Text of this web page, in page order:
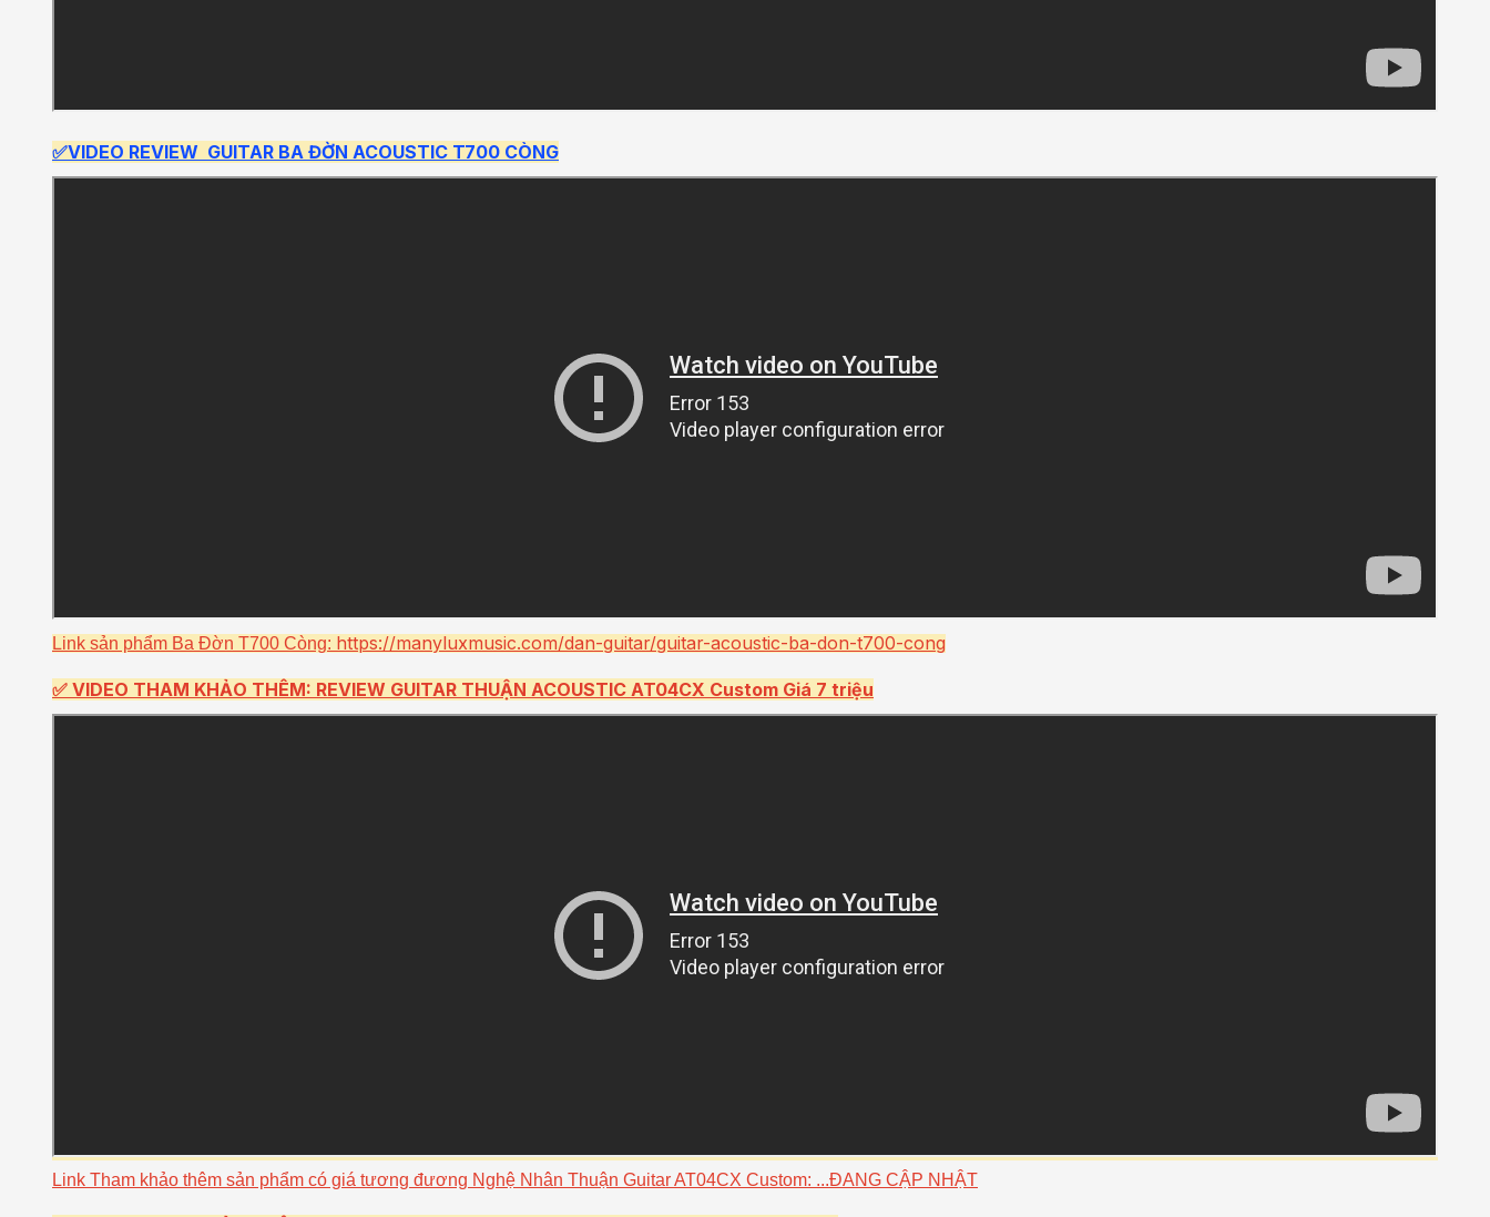
✅VIDEO REVIEW GUITAR BA ĐỜN ACOUSTIC T700 CÒNG
Link sản phẩm Ba Đờn T700 Còng: https://manyluxmusic.com/dan-guitar/guitar-acoustic-ba-don-t700-cong
✅ VIDEO THAM KHẢO THÊM: REVIEW GUITAR THUẬN ACOUSTIC AT04CX Custom Giá 7 triệu
Link Tham khảo thêm sản phẩm có giá tương đương Nghệ Nhân Thuận Guitar AT04CX Custom: ...ĐANG CẬP NHẬT